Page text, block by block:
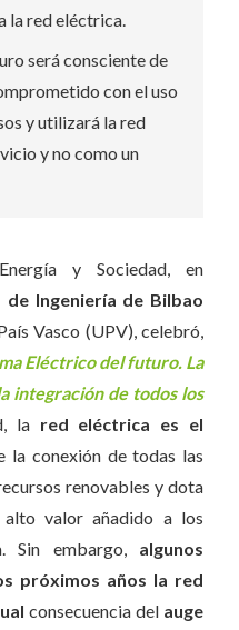
la red eléctrica.
será consciente de
con el uso
y utilizará la red
y no como un
y Sociedad, en
de Ingeniería de Bilbao
Vasco (UPV), celebró,
Eléctrico del futuro. La
integración de todos los
la red eléctrica es el
la conexión de todas las
renovables y dota
valor añadido a los
Sin embargo, algunos
próximos años la red
consecuencia del auge